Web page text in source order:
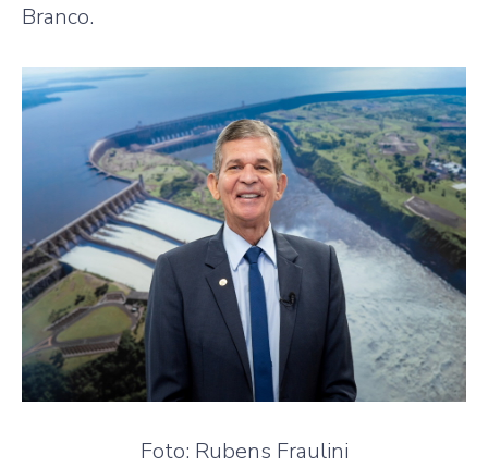
Branco.
Foto: Rubens Fraulini